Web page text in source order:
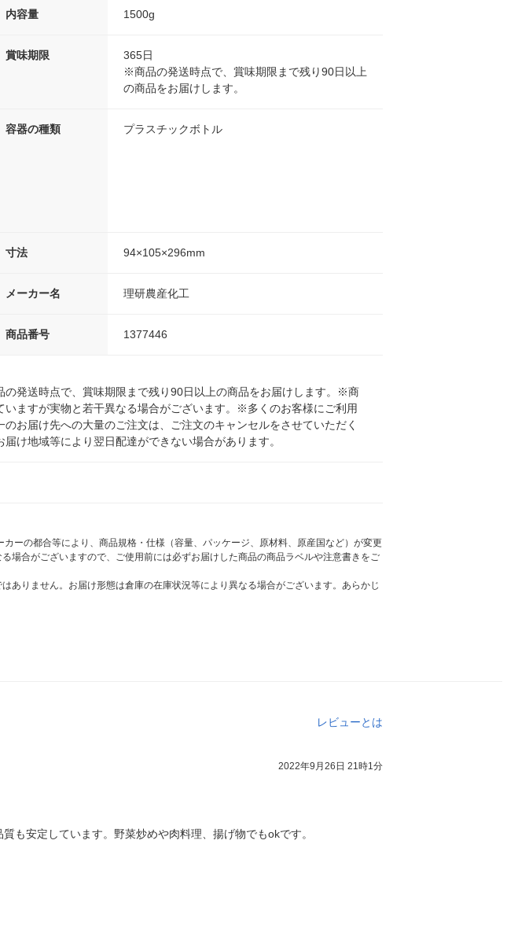
内容量 1500g
賞味期限
365日
※商品の発送時点で、賞味期限まで残り90日以上
の商品をお届けします。
容器の種類 プラスチックボトル
寸法 94×105×296mm
メーカー名 理研農産化工
商品番号 1377446
発送時点で、賞味期限まで残り90日以上の商品をお届けします。※商
ますが実物と若干異なる場合がございます。※多くのお客様にご利用
お届け先への大量のご注文は、ご注文のキャンセルをさせていただく
け地域等により翌日配達ができない場合があります。
ーの都合等により、商品規格・仕様（容量、パッケージ、原材料、原産国など）が変更
場合がございますので、ご使用前には必ずお届けした商品の商品ラベルや注意書きをご
ありません。お届け形態は倉庫の在庫状況等により異なる場合がございます。あらかじ
レビューとは
2022年9月26日 21時1分
も安定しています。野菜炒めや肉料理、揚げ物でもokです。